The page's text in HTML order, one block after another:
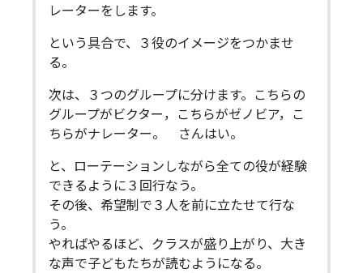
レーターをします。
という具合で、３役のイメージをつかませ
る。
次は、３つのグループに分けます。こちらの
グループがビクター，こちらがゼノビア，こ
ちらがナレーター。 さんはい。
と、ローテーションしながら全ての役が経験
できるように３回行なう。
その後、希望制で３人を前に立たせて行な
う。
やればやるほど、クラスが盛り上がり、大き
な声で子どもたちが読むようになる。